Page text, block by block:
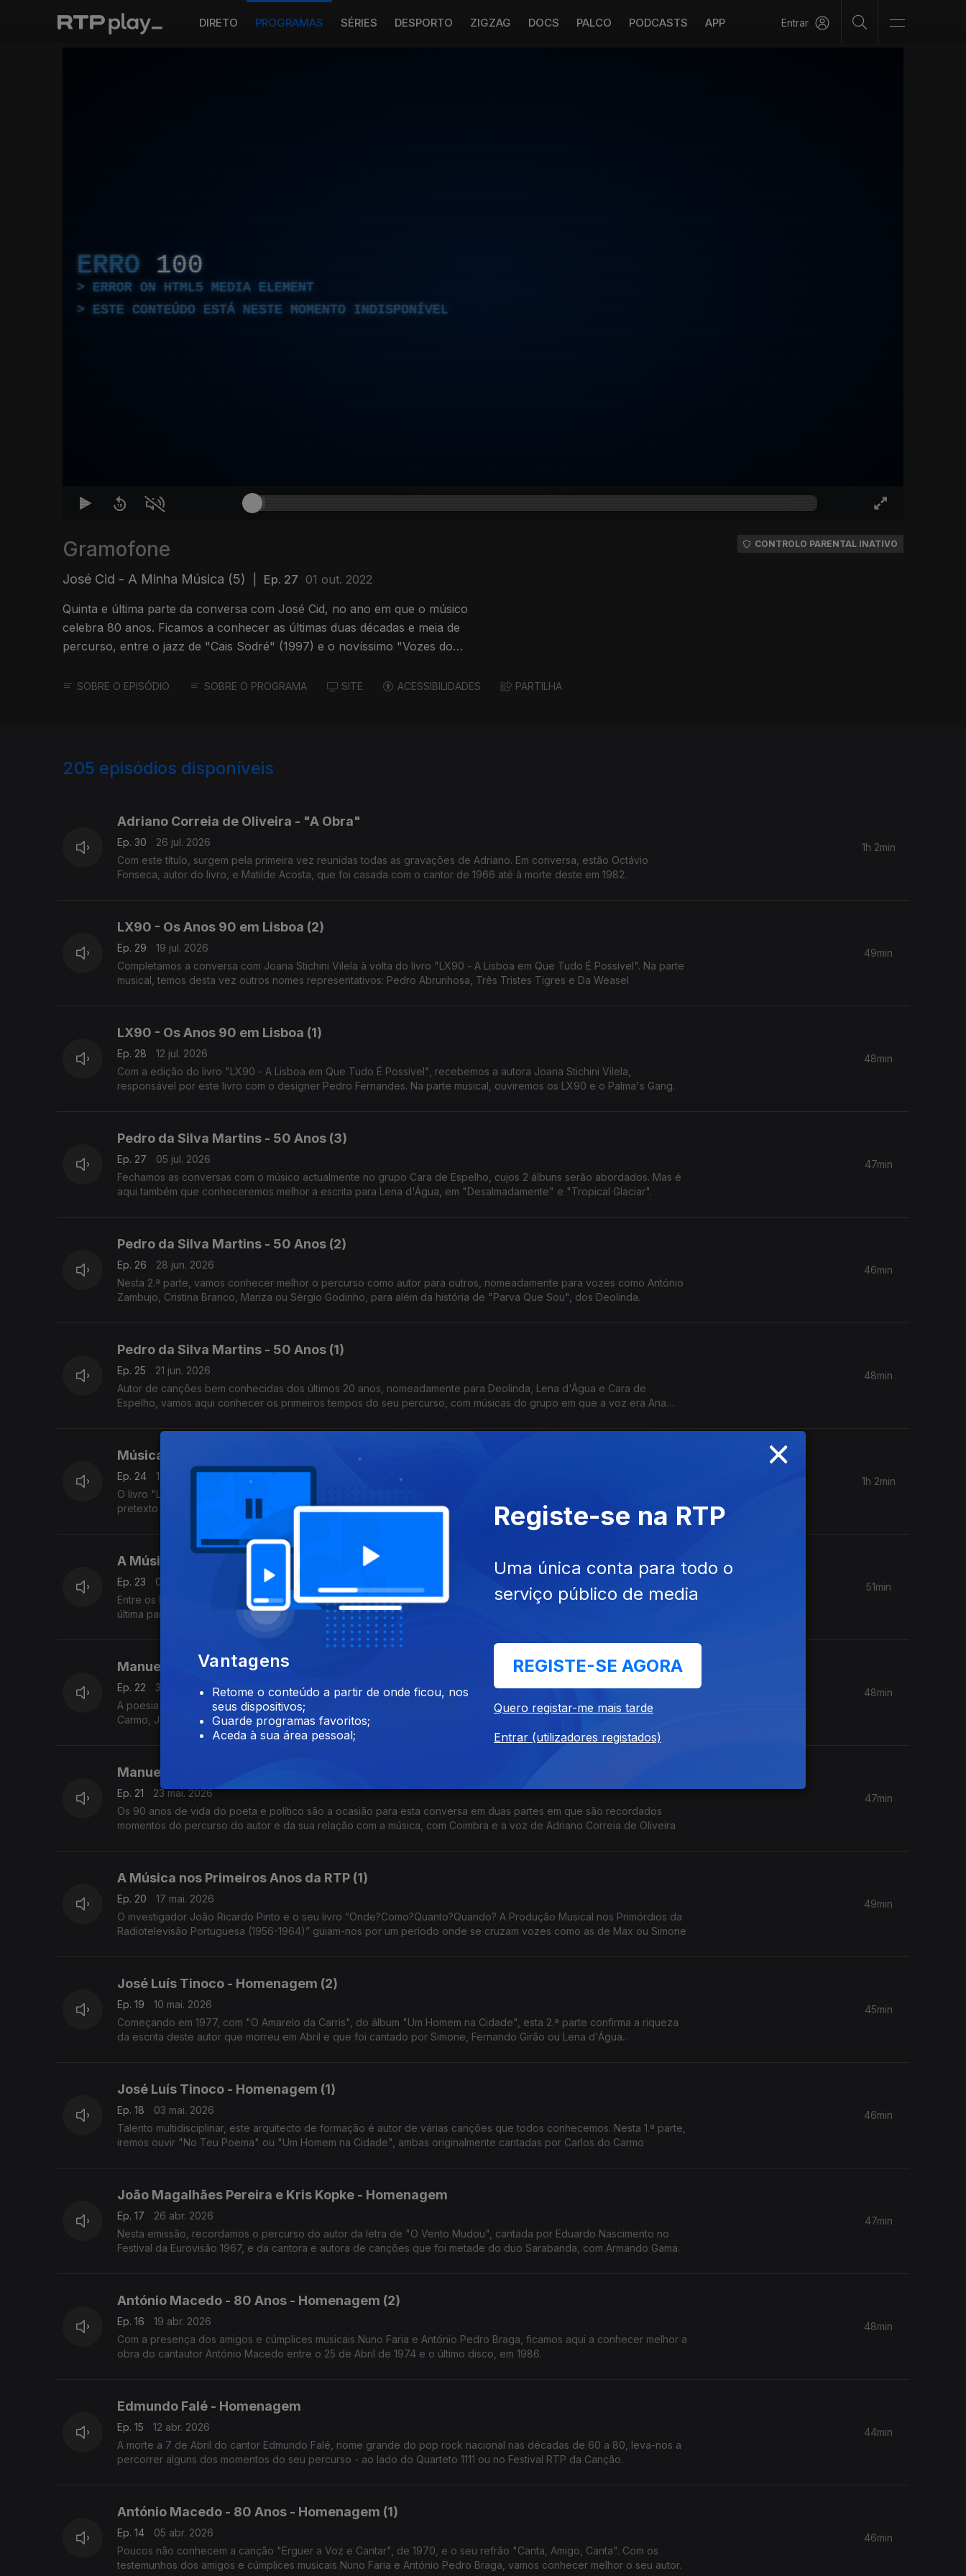
DIRETO PROGRAMAS SÉRIES DESPORTO ZIGZAG DOCS PALCO PODCASTS APP Entrar
ERRO 100
ERROR ON HTML5 MEDIA ELEMENT
ESTE CONTEÚDO ESTÁ NESTE MOMENTO INDISPONÍVEL
Gramofone
José Cid - A Minha Música (5) Ep. 27 01 out. 2022
Quinta e última parte da conversa com José Cid, no ano em que o músico
celebra 80 anos. Ficamos a conhecer as últimas duas décadas e meia de
percurso, entre o jazz de "Cais Sodré" (1997) e o novíssimo "Vozes do
CONTROLO PARENTAL INATIVO
SOBRE O EPISÓDIO SOBRE O PROGRAMA SITE ACESSIBILIDADES PARTILHA
205 episódios disponíveis
Adriano Correia de Oliveira - "A Obra"
Ep. 30
26 jul. 2026
Com este título, surgem pela primeira vez reunidas todas as gravações de Adriano. Em conversa, estão Octávio
Fonseca, autor do livro, e Matilde Acosta, que foi casada com o cantor de 1966 até à morte deste em 1982.
1h 2min
LX90 - Os Anos 90 em Lisboa (2)
Ep. 29
19 jul. 2026
Completamos a conversa com Joana Stichini Vilela à volta do livro "LX90 - A Lisboa em Que Tudo É Possível". Na parte
musical, temos desta vez outros nomes representativos: Pedro Abrunhosa, Três Tristes Tigres e Da Weasel
49min
LX90 - Os Anos 90 em Lisboa (1)
Ep. 28
12 jul. 2026
Com a edição do livro "LX90 - A Lisboa em Que Tudo É Possível", recebemos a autora Joana Stichini Vilela,
responsável por este livro com o designer Pedro Fernandes. Na parte musical, ouviremos os LX90 e o Palma's Gang.
48min
Pedro da Silva Martins - 50 Anos (3)
Ep. 27
05 jul. 2026
Fechamos as conversas com o músico actualmente no grupo Cara de Espelho, cujos 2 álbuns serão abordados. Mas é
aqui também que conheceremos melhor a escrita para Lena d'Água, em "Desalmadamente" e "Tropical Glaciar".
47min
Pedro da Silva Martins - 50 Anos (2)
Ep. 26
28 jun. 2026
Nesta 2.ª parte, vamos conhecer melhor o percurso como autor para outros, nomeadamente para vozes como António
Zambujo, Cristina Branco, Mariza ou Sérgio Godinho, para além da história de "Parva Que Sou", dos Deolinda.
46min
Pedro da Silva Martins - 50 Anos (1)
Ep. 25
21 jun. 2026
Autor de canções bem conhecidas dos últimos 20 anos, nomeadamente para Deolinda, Lena d'Água e Cara de
Espelho, vamos aqui conhecer os primeiros tempos do seu percurso, com músicas do grupo em que a voz era Ana
48min
Música Erudita Portuguesa em Disco - Uma Viagem em Livro
Ep. 24
14 jun. 2026
O livro "Lusitana Música: Clássicos da Discografia Portuguesa de Música Erudita", de Tiago Manuel da Hora, é o
pretexto para uma viagem pelas gravações nesta área desde a década de 1960 até à actualidade, em vinil e CD.
1h 2min
A Música nos Primeiros Anos da RTP (2),
Ep. 23
07 jun. 2026
Entre os Festivais Ibéricos e gravações de António Calvário, Shegundo Galarza ou o Trio Odemira, recordamos nesta
última parte da conversa com o investigador João Ricardo Pinto o papel da Música nos primórdios da RTP.
51min
Manuel Alegre - 90 Anos (2)
Ep. 22
31 mai. 2026
A poesia de Manuel Alegre ocupa um lugar central na nossa Música. Vamos ouvi-la por Amália Rodrigues, Carlos do
Carmo, João Braga, João Maria Tudella e Paulo de Carvalho, para além da voz do próprio, nos anos 70 e 80.
48min
Manuel Alegre - 90 Anos (1)
Ep. 21
23 mai. 2026
Os 90 anos de vida do poeta e político são a ocasião para esta conversa em duas partes em que são recordados
momentos do percurso do autor e da sua relação com a música, com Coimbra e a voz de Adriano Correia de Oliveira
47min
A Música nos Primeiros Anos da RTP (1)
Ep. 20
17 mai. 2026
O investigador João Ricardo Pinto e o seu livro “Onde?Como?Quanto?Quando? A Produção Musical nos Primórdios da
Radiotelevisão Portuguesa (1956-1964)” guiam-nos por um período onde se cruzam vozes como as de Max ou Simone
49min
José Luís Tinoco - Homenagem (2)
Ep. 19
10 mai. 2026
Começando em 1977, com "O Amarelo da Carris", do álbum "Um Homem na Cidade", esta 2.ª parte confirma a riqueza
da escrita deste autor que morreu em Abril e que foi cantado por Simone, Fernando Girão ou Lena d'Água..
45min
José Luís Tinoco - Homenagem (1)
Ep. 18
03 mai. 2026
Talento multidisciplinar, este arquitecto de formação é autor de várias canções que todos conhecemos. Nesta 1.ª parte,
iremos ouvir "No Teu Poema" ou "Um Homem na Cidade", ambas originalmente cantadas por Carlos do Carmo
46min
João Magalhães Pereira e Kris Kopke - Homenagem
Ep. 17
26 abr. 2026
Nesta emissão, recordamos o percurso do autor da letra de "O Vento Mudou", cantada por Eduardo Nascimento no
Festival da Eurovisão 1967, e da cantora e autora de canções que foi metade do duo Sarabanda, com Armando Gama.
47min
António Macedo - 80 Anos - Homenagem (2)
Ep. 16
19 abr. 2026
Com a presença dos amigos e cúmplices musicais Nuno Faria e António Pedro Braga, ficamos aqui a conhecer melhor a
obra do cantautor António Macedo entre o 25 de Abril de 1974 e o último disco, em 1986.
48min
Edmundo Falé - Homenagem
Ep. 15
12 abr. 2026
A morte a 7 de Abril do cantor Edmundo Falé, nome grande do pop rock nacional nas décadas de 60 a 80, leva-nos a
percorrer alguns dos momentos do seu percurso - ao lado do Quarteto 1111 ou no Festival RTP da Canção.
44min
António Macedo - 80 Anos - Homenagem (1)
Ep. 14
05 abr. 2026
Poucos não conhecem a canção "Erguer a Voz e Cantar", de 1970, e o seu refrão "Canta, Amigo, Canta". Com os
testemunhos dos amigos e cúmplices musicais Nuno Faria e António Pedro Braga, vamos conhecer melhor o seu autor.
46min
×
Vantagens
Retome o conteúdo a partir de onde ficou, nos
seus dispositivos;
Guarde programas favoritos;
Aceda à sua área pessoal;
Registe-se na RTP
Uma única conta para todo o
serviço público de media
REGISTE-SE AGORA
Quero registar-me mais tarde
Entrar (utilizadores registados)